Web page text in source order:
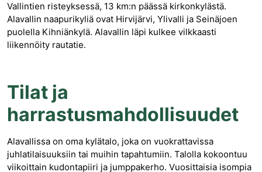
Vallintien risteyksessä, 13 km:n päässä kirkonkylästä.
Alavallin naapurikyliä ovat Hirvijärvi, Ylivalli ja Seinäjoen
puolella Kihniänkylä. Alavallin läpi kulkee vilkkaasti
liikennöity rautatie.
Tilat ja
harrastusmahdollisuudet
Alavallissa on oma kylätalo, joka on vuokrattavissa
juhlatilaisuuksiin tai muihin tapahtumiin. Talolla kokoontuu
viikoittain kudontapiiri ja jumppakerho. Vuosittaisia isompia